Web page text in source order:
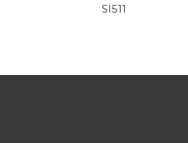
SI511